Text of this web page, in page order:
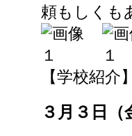
頼もしくも
【学校紹介
３月３日